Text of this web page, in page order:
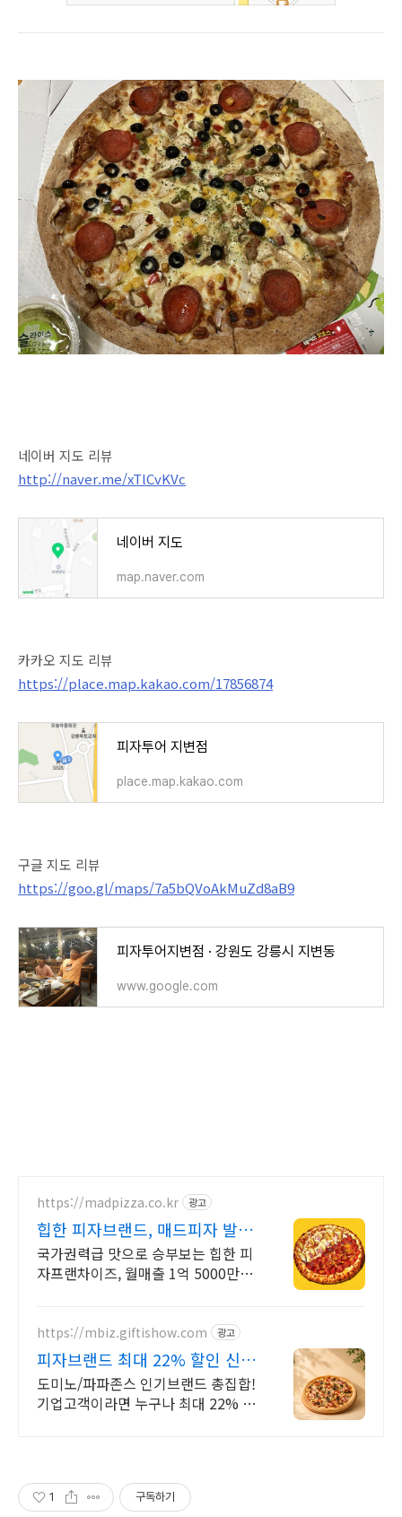
네이버 지도 리뷰
http://naver.me/xTlCvKVc
네이버 지도
map.naver.com
카카오 지도 리뷰
https://place.map.kakao.com/17856874
피자투어 지변점
place.map.kakao.com
구글 지도 리뷰
https://goo.gl/maps/7a5bQVoAkMuZd8aB9
피자투어지변점 · 강원도 강릉시 지변동
www.google.com
https://madpizza.co.kr 광고
힙한 피자브랜드, 매드피자 발효
식초로 만든 도우
국가권력급 맛으로 승부보는 힙한 피
자프랜차이즈, 월매출 1억 5000만원
https://mbiz.giftishow.com 광고
피자브랜드 최대 22% 할인 신규
고객 100% 상품혜택!
도미노/파파존스 인기브랜드 총집합!
기업고객이라면 누구나 최대 22% 할
1 구독하기